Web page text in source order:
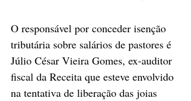
O responsável por conceder isenção
tributária sobre salários de pastores é
Júlio César Vieira Gomes, ex-auditor
fiscal da Receita que esteve envolvido
na tentativa de liberação das joias